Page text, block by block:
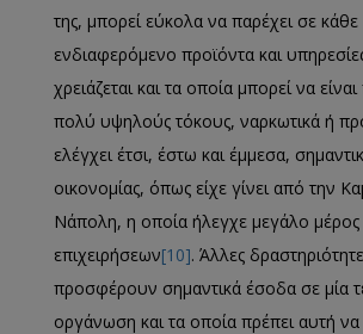
της, μπορεί εύκολα να παρέχει σε κάθε
ενδιαφερόμενο προϊόντα και
χρειάζεται και τα οποία μπορεί να
πολύ υψηλούς τόκους, ναρκωτικά ή
ελέγχει έτσι, έστω και έμμεσα,
οικονομίας, όπως είχε γίνει από την
Νάπολη, η οποία ήλεγχε μεγάλο μέρος
επιχειρήσεων[10]. Άλλες
προσφέρουν σημαντικά έσοδα σε μία
οργάνωση και τα οποία πρέπει αυτή να